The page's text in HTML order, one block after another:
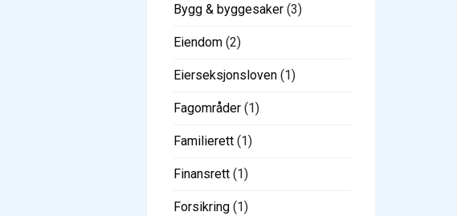
Bygg & byggesaker (3)
Eiendom (2)
Eierseksjonsloven (1)
Fagområder (1)
Familierett (1)
Finansrett (1)
Forsikring (1)